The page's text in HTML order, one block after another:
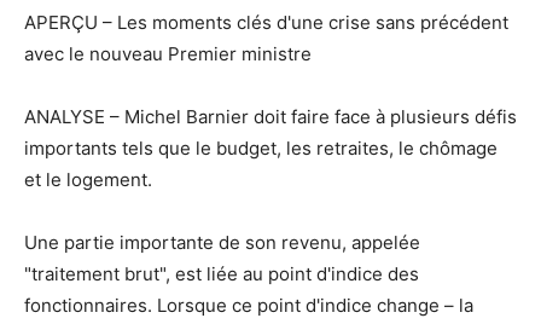
APERÇU – Les moments clés d'une crise sans précédent
avec le nouveau Premier ministre
ANALYSE – Michel Barnier doit faire face à plusieurs défis
importants tels que le budget, les retraites, le chômage
et le logement.
Une partie importante de son revenu, appelée
"traitement brut", est liée au point d'indice des
fonctionnaires. Lorsque ce point d'indice change – la